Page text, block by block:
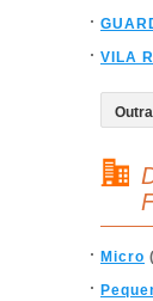
VILA
Micro